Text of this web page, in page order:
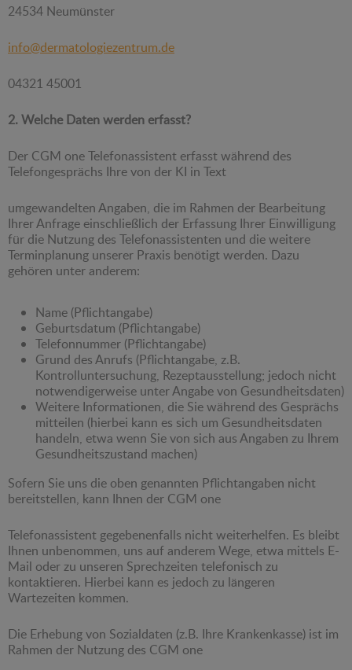
24534 Neumünster
info@dermatologiezentrum.de
04321 45001
2. Welche Daten werden erfasst?
Der CGM one Telefonassistent erfasst während des
Telefongesprächs Ihre von der KI in Text
umgewandelten Angaben, die im Rahmen der Bearbeitung
Ihrer Anfrage einschließlich der Erfassung Ihrer Einwilligung
für die Nutzung des Telefonassistenten und die weitere
Terminplanung unserer Praxis benötigt werden. Dazu
gehören unter anderem:
Name (Pflichtangabe)
Geburtsdatum (Pflichtangabe)
Telefonnummer (Pflichtangabe)
Grund des Anrufs (Pflichtangabe, z.B.
Kontrolluntersuchung, Rezeptausstellung; jedoch nicht
notwendigerweise unter Angabe von Gesundheitsdaten)
Weitere Informationen, die Sie während des Gesprächs
mitteilen (hierbei kann es sich um Gesundheitsdaten
handeln, etwa wenn Sie von sich aus Angaben zu Ihrem
Gesundheitszustand machen)
Sofern Sie uns die oben genannten Pflichtangaben nicht
bereitstellen, kann Ihnen der CGM one
Telefonassistent gegebenenfalls nicht weiterhelfen. Es bleibt
Ihnen unbenommen, uns auf anderem Wege, etwa mittels E-
Mail oder zu unseren Sprechzeiten telefonisch zu
kontaktieren. Hierbei kann es jedoch zu längeren
Wartezeiten kommen.
Die Erhebung von Sozialdaten (z.B. Ihre Krankenkasse) ist im
Rahmen der Nutzung des CGM one